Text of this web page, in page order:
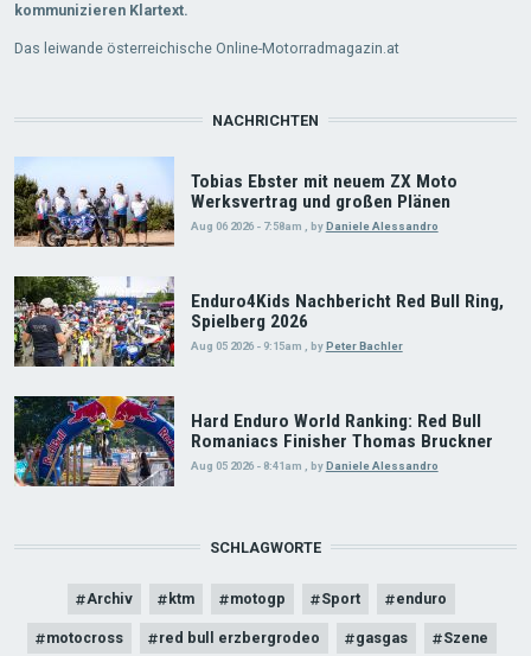
kommunizieren Klartext.
Das leiwande österreichische Online-Motorradmagazin.at
NACHRICHTEN
Tobias Ebster mit neuem ZX Moto
Werksvertrag und großen Plänen
Aug 06 2026 - 7:58am , byDaniele Alessandro
Enduro4Kids Nachbericht Red Bull Ring,
Spielberg 2026
Aug 05 2026 - 9:15am byPeter Bachler
Hard Enduro World Ranking: Red Bull
Romaniacs Finisher Thomas Bruckner
Aug 05 2026 - 8:41am byDaniele Alessandro
SCHLAGWORTE
Archiv ktm motogp Sport enduro
motocross red bull erzbergrodeo gasgas Szene